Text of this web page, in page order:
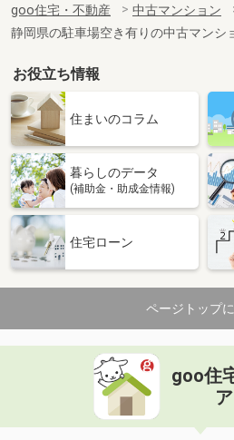
専有面積 69.31m²
間取り
3LDK
静岡県沼津市大岡
価 格
2,190万円
静岡県沼津
専有面積 71m²
間取り
静岡県静岡市葵区岳美１
1,190万円
住 所
静岡県静岡
専有面積 64.11m²
間取り
3LDK
静岡県静岡市葵区鷹匠２
価 格
4,690万円
住 所
静岡県静岡
専有面積 72.18m²
goo住宅・不動産 中古マンション
静岡県の駐車場空き有りの中古マンシ
お役立ち情報
住まいのコラム
暮らしのデータ
(補助金・助成金情報)
住宅ローン
ページトップ
goo住